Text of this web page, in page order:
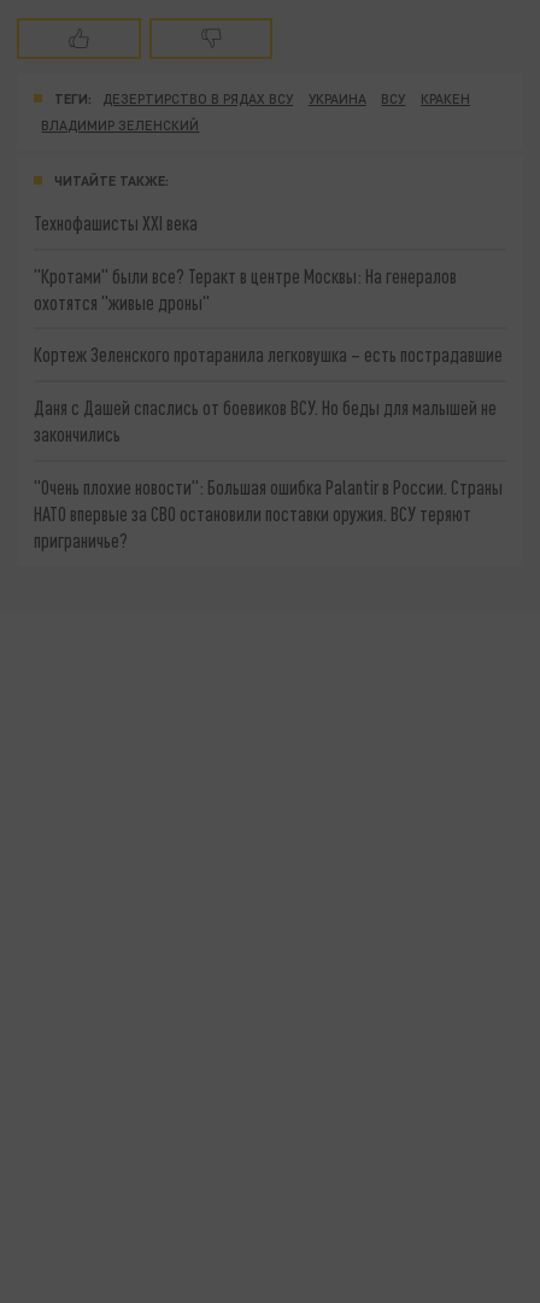
ТЕГИ: ДЕЗЕРТИРСТВО В РЯДАХ ВСУ УКРАИНА ВСУ
КРАКЕН
ВЛАДИМИР ЗЕЛЕНСКИЙ
ЧИТАЙТЕ ТАКЖЕ:
Технофашисты XXI века
"Кротами" были все? Теракт в центре Москвы: На генералов
охотятся "живые дроны"
Кортеж Зеленского протаранила легковушка – есть пострадавшие
Даня с Дашей спаслись от боевиков ВСУ. Но беды для малышей не
закончились
"Очень плохие новости": Большая ошибка Palantir в России. Страны
НАТО впервые за СВО остановили поставки оружия. ВСУ теряют
приграничье?